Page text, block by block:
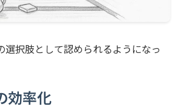
択肢として認められるようになっ
効率化